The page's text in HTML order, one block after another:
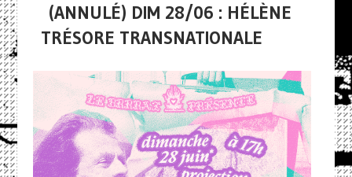
(ANNULÉ) DIM 28/06 : HÉLÈNE
TRÉSORE TRANSNATIONALE